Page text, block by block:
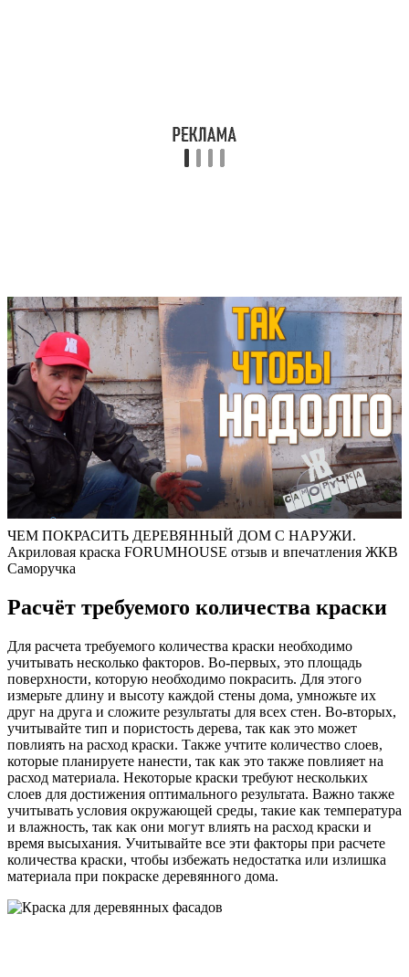
ЧЕМ ПОКРАСИТЬ ДЕРЕВЯННЫЙ ДОМ С НАРУЖИ.
Акриловая краска FORUMHOUSE отзыв и впечатления ЖКВ
Саморучка
Расчёт требуемого количества краски
Для расчета требуемого количества краски необходимо
учитывать несколько факторов. Во-первых, это площадь
поверхности, которую необходимо покрасить. Для этого
измерьте длину и высоту каждой стены дома, умножьте их
друг на друга и сложите результаты для всех стен. Во-вторых,
учитывайте тип и пористость дерева, так как это может
повлиять на расход краски. Также учтите количество слоев,
которые планируете нанести, так как это также повлияет на
расход материала. Некоторые краски требуют нескольких
слоев для достижения оптимального результата. Важно также
учитывать условия окружающей среды, такие как температура
и влажность, так как они могут влиять на расход краски и
время высыхания. Учитывайте все эти факторы при расчете
количества краски, чтобы избежать недостатка или излишка
материала при покраске деревянного дома.